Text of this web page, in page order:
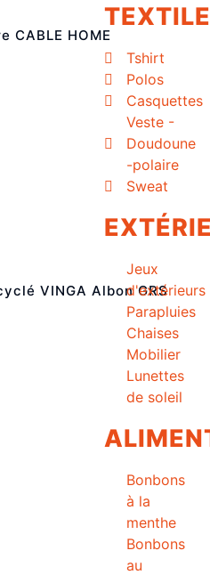
TEXTILE
Tshirt
Polos
Casquettes
Veste -
Doudoune
-polaire
Sweat
Jeux
d'extérieurs
Parapluies
Chaises
Mobilier
Lunettes
de soleil
Bonbons
à la
menthe
Bonbons
au
CABLE HOME
VINGA Albon GRS